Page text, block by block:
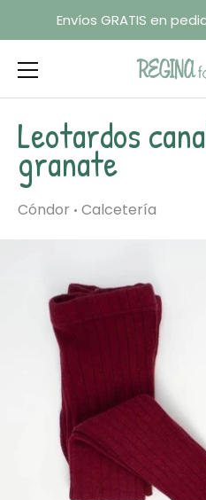
contenido
Envíos GRATIS en
Cóndor • Calcetería
Leotardos
granate